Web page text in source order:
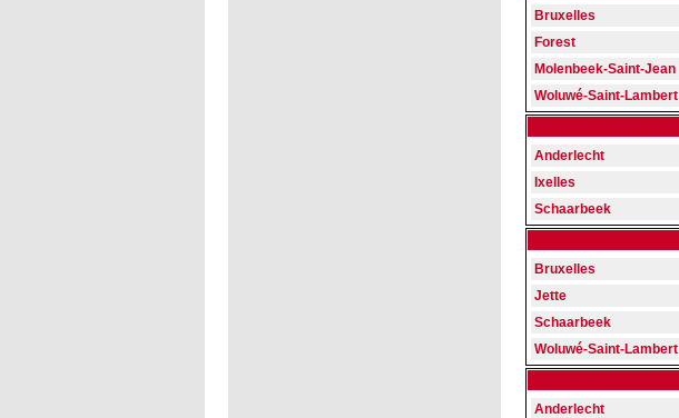
Bruxelles
Forest
Molenbeek-Saint-Jean
Woluwé-Saint-Lambert
Anderlecht
Ixelles
Schaarbeek
Bruxelles
Jette
Schaarbeek
Woluwé-Saint-Lambert
Anderlecht